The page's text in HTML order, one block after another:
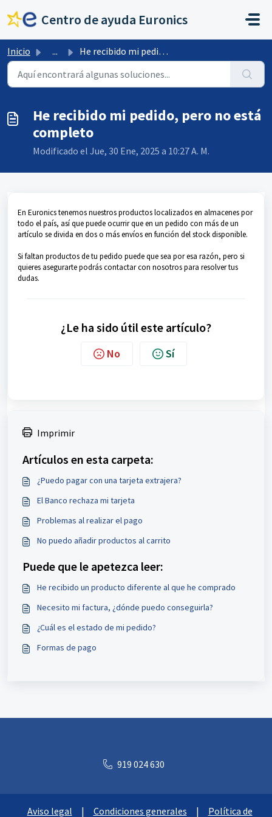
Centro de ayuda Euronics
Inicio ... He recibido mi pedido, pero no está completo
He recibido mi pedido, pero no está
completo
Modificado el Jue, 30 Ene, 2025 a 10:27 A. M.
En Euronics tenemos nuestros productos localizados en almacenes por
todo el país, así que puede ocurrir que en un pedido con más de un
artículo se divida en dos o más envíos en función del stock disponible.
Si faltan productos de tu pedido puede que sea por esa razón, pero si
quieres asegurarte podrás contactar con nosotros para resolver tus
dudas.
¿Le ha sido útil este artículo?
No Sí
Imprimir
Artículos en esta carpeta:
¿Puedo pagar con una tarjeta extrajera?
El Banco rechaza mi tarjeta
Problemas al realizar el pago
No puedo añadir productos al carrito
Puede que le apetezca leer:
He recibido un producto diferente al que he comprado
Necesito mi factura, ¿dónde puedo conseguirla?
¿Cuál es el estado de mi pedido?
Formas de pago
919 024 630
Aviso legal | Condiciones generales | Política de